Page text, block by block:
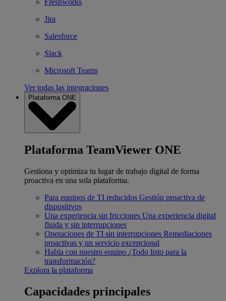
Freshworks
Jira
Salesforce
Slack
Microsoft Teams
Ver todas las integraciones
Plataforma ONE
Plataforma TeamViewer ONE
Gestiona y optimiza tu lugar de trabajo digital de forma
proactiva en una sola plataforma.
Para equipos de TI reducidos Gestión proactiva de
dispositivos
Una experiencia sin fricciones Una experiencia digital
fluida y sin interrupciones
Operaciones de TI sin interrupciones Remediaciones
proactivas y un servicio excepcional
Habla con nuestro equipo ¿Todo listo para la
transformación?
Explora la plataforma
Capacidades principales